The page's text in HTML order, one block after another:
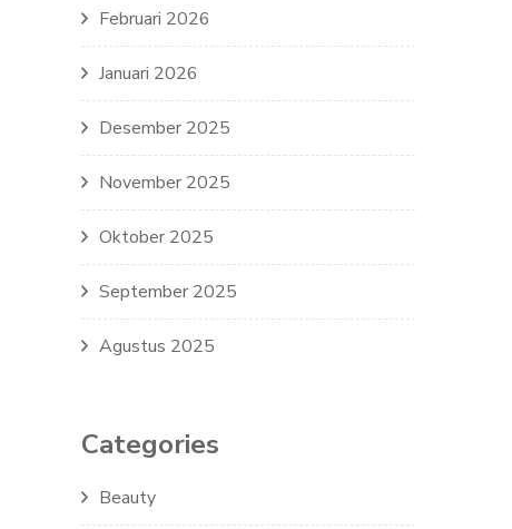
Februari 2026
Januari 2026
Desember 2025
November 2025
Oktober 2025
September 2025
Agustus 2025
Categories
Beauty